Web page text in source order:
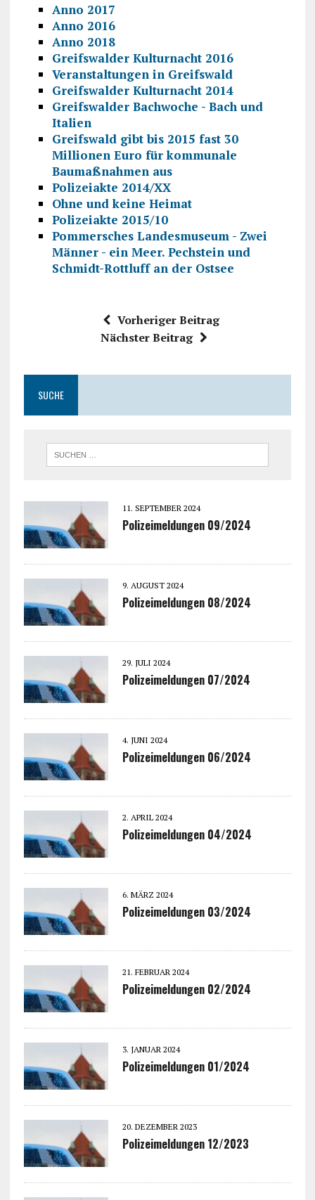
Anno 2017
Anno 2016
Anno 2018
Greifswalder Kulturnacht 2016
Veranstaltungen in Greifswald
Greifswalder Kulturnacht 2014
Greifswalder Bachwoche - Bach und
Italien
Greifswald gibt bis 2015 fast 30
Millionen Euro für kommunale
Baumaßnahmen aus
Polizeiakte 2014/XX
Ohne und keine Heimat
Polizeiakte 2015/10
Pommersches Landesmuseum - Zwei
Männer - ein Meer. Pechstein und
Schmidt-Rottluff an der Ostsee
Vorheriger Beitrag
Nächster Beitrag
SUCHE
11. SEPTEMBER 2024
Polizeimeldungen 09/2024
9. AUGUST 2024
Polizeimeldungen 08/2024
29. JULI 2024
Polizeimeldungen 07/2024
4. JUNI 2024
Polizeimeldungen 06/2024
2. APRIL 2024
Polizeimeldungen 04/2024
6. MÄRZ 2024
Polizeimeldungen 03/2024
21. FEBRUAR 2024
Polizeimeldungen 02/2024
3. JANUAR 2024
Polizeimeldungen 01/2024
20. DEZEMBER 2023
Polizeimeldungen 12/2023